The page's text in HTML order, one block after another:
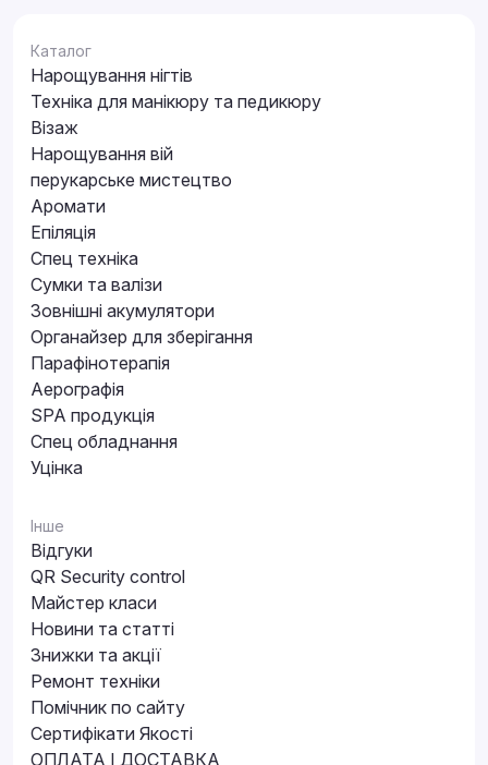
Каталог
Нарощування нігтів
Техніка для манікюру та педикюру
Візаж
Нарощування вій
перукарське мистецтво
Аромати
Епіляція
Спец техніка
Сумки та валізи
Зовнішні акумулятори
Органайзер для зберігання
Парафінотерапія
Аерографія
SPA продукція
Спец обладнання
Уцінка
Інше
Відгуки
QR Security control
Майстер класи
Новини та статті
Знижки та акції
Ремонт техніки
Помічник по сайту
Сертифікати Якості
ОПЛАТА І ДОСТАВКА